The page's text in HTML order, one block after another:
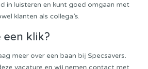
in luisteren en kunt goed omgaan met
klanten als collega’s.
een klik?
meer over een baan bij Specsavers.
vacature en wij nemen contact met